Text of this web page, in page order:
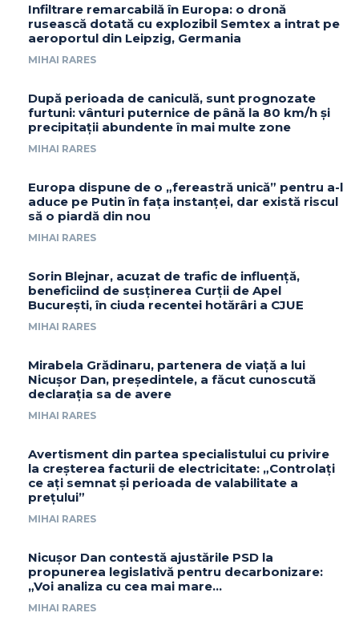
Infiltrare remarcabilă în Europa: o dronă
rusească dotată cu explozibil Semtex a intrat pe
aeroportul din Leipzig, Germania
MIHAI RARES
După perioada de caniculă, sunt prognozate
furtuni: vânturi puternice de până la 80 km/h și
precipitații abundente în mai multe zone
MIHAI RARES
Europa dispune de o „fereastră unică” pentru a-l
aduce pe Putin în fața instanței, dar există riscul
să o piardă din nou
MIHAI RARES
Sorin Blejnar, acuzat de trafic de influență,
beneficiind de susținerea Curții de Apel
București, în ciuda recentei hotărâri a CJUE
MIHAI RARES
Mirabela Grădinaru, partenera de viață a lui
Nicușor Dan, președintele, a făcut cunoscută
declarația sa de avere
MIHAI RARES
Avertisment din partea specialistului cu privire
la creșterea facturii de electricitate: „Controlați
ce ați semnat și perioada de valabilitate a
prețului”
MIHAI RARES
Nicușor Dan contestă ajustările PSD la
propunerea legislativă pentru decarbonizare:
„Voi analiza cu cea mai mare…
MIHAI RARES